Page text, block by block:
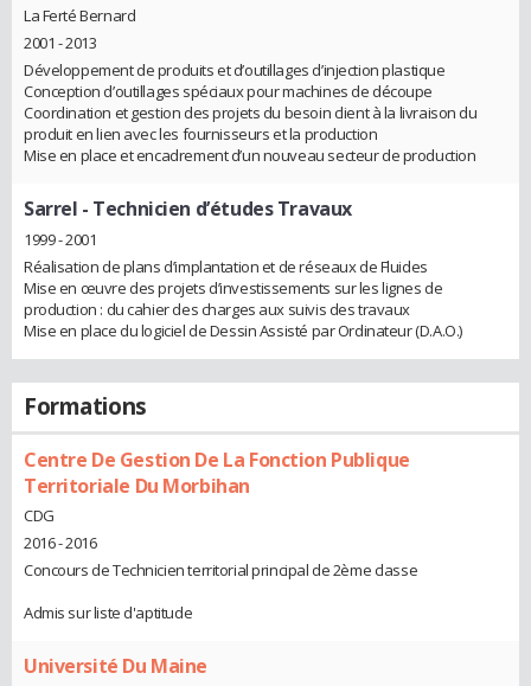
La Ferté Bernard
2001 - 2013
Développement de produits et d’outillages d’injection plastique
Conception d’outillages spéciaux pour machines de découpe
Coordination et gestion des projets du besoin client à la livraison du
produit en lien avec les fournisseurs et la production
Mise en place et encadrement d’un nouveau secteur de production
Sarrel - Technicien d’études Travaux
1999 - 2001
Réalisation de plans d’implantation et de réseaux de Fluides
Mise en œuvre des projets d’investissements sur les lignes de
production : du cahier des charges aux suivis des travaux
Mise en place du logiciel de Dessin Assisté par Ordinateur (D.A.O.)
Formations
Centre De Gestion De La Fonction Publique
Territoriale Du Morbihan
CDG
2016 - 2016
Concours de Technicien territorial principal de 2ème classe
Admis sur liste d'aptitude
Université Du Maine